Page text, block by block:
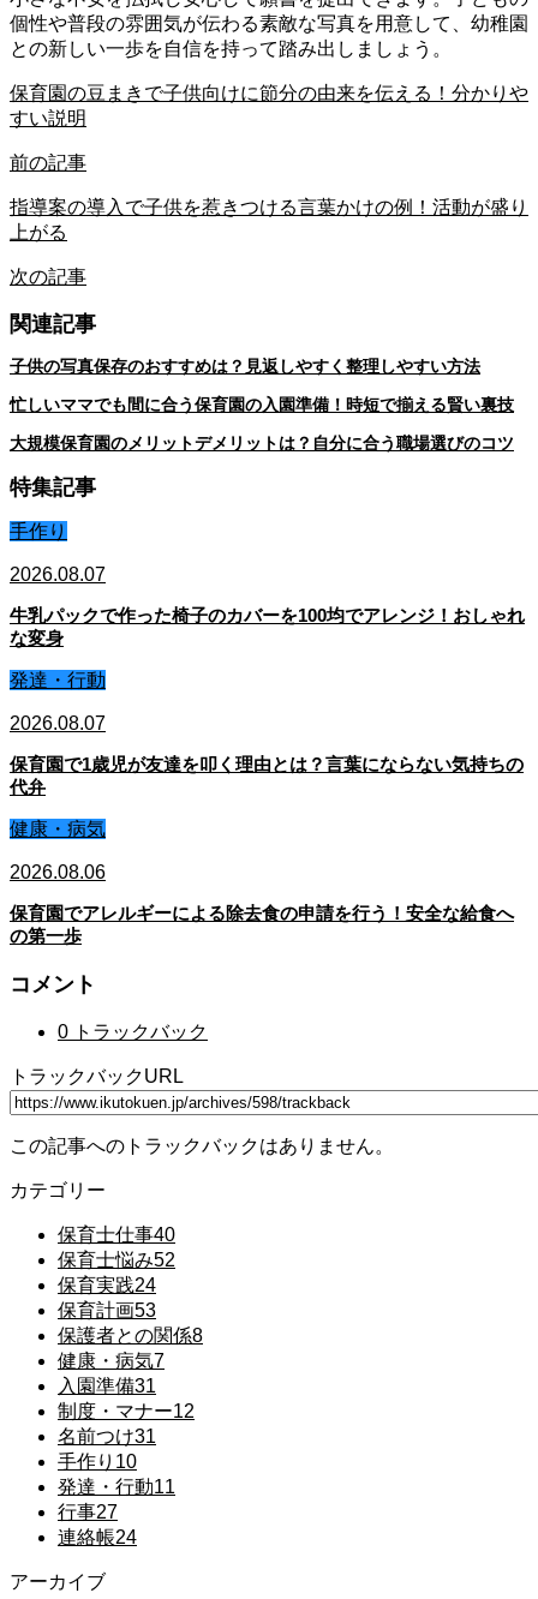
個性や普段の雰囲気が伝わる素敵な写真を用意して、幼稚園
との新しい一歩を自信を持って踏み出しましょう。
保育園の豆まきで子供向けに節分の由来を伝える！分かりや
すい説明
前の記事
指導案の導入で子供を惹きつける言葉かけの例！活動が盛り
上がる
次の記事
関連記事
子供の写真保存のおすすめは？見返しやすく整理しやすい方法
忙しいママでも間に合う保育園の入園準備！時短で揃える賢い裏技
大規模保育園のメリットデメリットは？自分に合う職場選びのコツ
特集記事
手作り
2026.08.07
牛乳パックで作った椅子のカバーを100均でアレンジ！おしゃれ
な変身
発達・行動
2026.08.07
保育園で1歳児が友達を叩く理由とは？言葉にならない気持ちの
代弁
健康・病気
2026.08.06
保育園でアレルギーによる除去食の申請を行う！安全な給食へ
の第一歩
コメント
0 トラックバック
トラックバックURL
この記事へのトラックバックはありません。
カテゴリー
保育士仕事40
保育士悩み52
保育実践24
保育計画53
保護者との関係8
健康・病気7
入園準備31
制度・マナー12
名前つけ31
手作り 10
発達・行動11
行事27
連絡帳24
アーカイブ